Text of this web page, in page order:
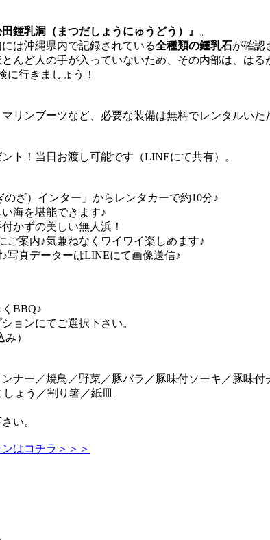
田鍾乳洞（まつだしょうにゅうどう）』
。
は沖縄県内で記録されている全種類の鍾乳石が確認
んど人の手が入っていないため、その内部は、は
に行きましょう！
リンブーツなど、必要な装備は無料でレンタルいた
ト！当日お渡し可能です（LINEにて共有）。
ざ）インター」からレンタカーで約10分♪
海を堪能できます♪
かずの美しい無人浜！
ご案内♪気兼ねなくワイワイ楽しめます♪
写真データーはLINEにて画像送信♪
BBQ♪
ョンにてご選択下さい。
）
ナー／焼鳥／野菜／豚バラ／豚味付ソーキ／豚味付
ょう／割り箸／紙皿
い。
はコチラ＞＞＞